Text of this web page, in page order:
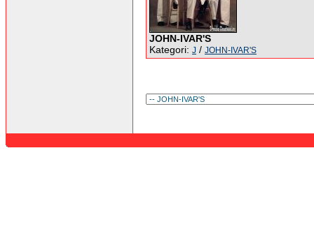
JOHN-IVAR'S
Kategori: J / JOHN-IVAR'S